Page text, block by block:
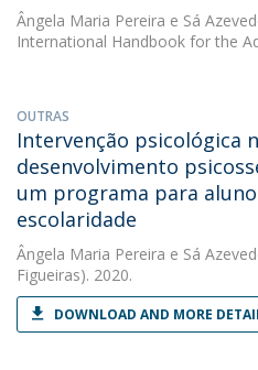
Ângela Maria Pereira e Sá
International Handbook for the
OUTRAS
Intervenção psicológica
desenvolvimento
um programa para
escolaridade
Ângela Maria Pereira e Sá
Figueiras). 2020.
DOWNLOAD AND MORE